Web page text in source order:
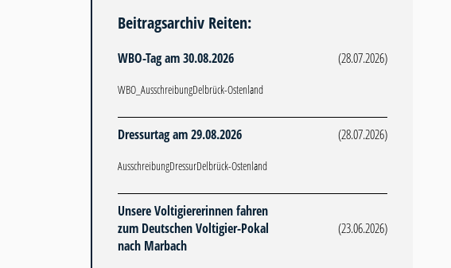
Beitragsarchiv Reiten:
WBO-Tag am 30.08.2026 (28.07.2026)
WBO_AusschreibungDelbrück-Ostenland
Dressurtag am 29.08.2026 (28.07.2026)
AusschreibungDressurDelbrück-Ostenland
Unsere Voltigiererinnen fahren
zum Deutschen Voltigier-Pokal
nach Marbach
(23.06.2026)